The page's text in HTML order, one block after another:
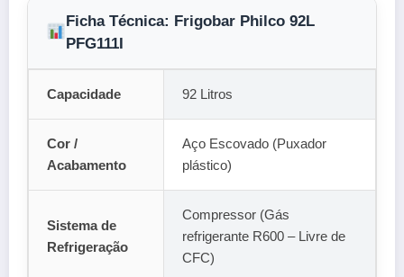
Ficha Técnica: Frigobar Philco 92L
PFG111I
Capacidade 92 Litros
Cor /
Acabamento
Aço Escovado (Puxador
plástico)
Sistema de
Refrigeração
Compressor (Gás
refrigerante R600 – Livre de
CFC)